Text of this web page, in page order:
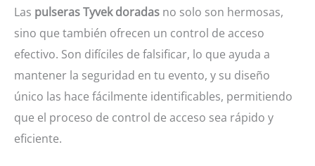
Las pulseras Tyvek doradas no solo son hermosas,
sino que también ofrecen un control de acceso
efectivo. Son difíciles de falsificar, lo que ayuda a
mantener la seguridad en tu evento, y su diseño
único las hace fácilmente identificables, permitiendo
que el proceso de control de acceso sea rápido y
eficiente.